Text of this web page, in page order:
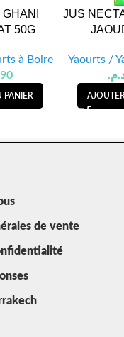
50G
à Boire
PANIER
JUS
Yaourts /
de vente